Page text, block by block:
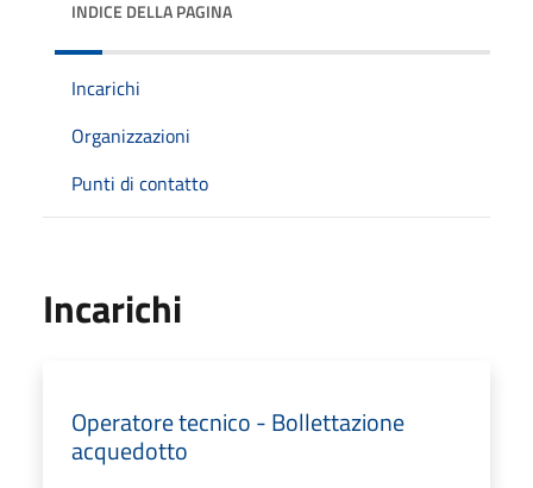
INDICE DELLA PAGINA
Incarichi
Organizzazioni
Punti di contatto
Incarichi
Operatore tecnico - Bollettazione
acquedotto